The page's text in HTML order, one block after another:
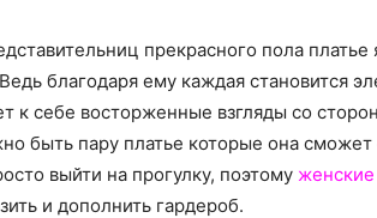
и
прекрасного пола платье
благодаря ему каждая становится
к себе восторженные взгляды со
быть пару платье которые она сможет
выйти на прогулку, поэтому женские
и дополнить гардероб.